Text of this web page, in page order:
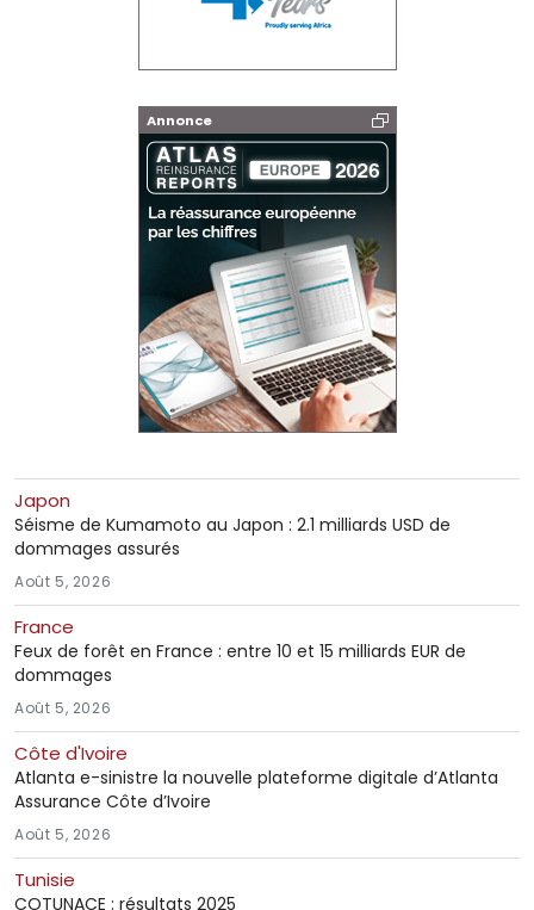
Annonce
Japon
Séisme de Kumamoto au Japon : 2.1 milliards USD de
dommages assurés
Août 5, 2026
France
Feux de forêt en France : entre 10 et 15 milliards EUR de
dommages
Août 5, 2026
Côte d'Ivoire
Atlanta e-sinistre la nouvelle plateforme digitale d’Atlanta
Assurance Côte d’Ivoire
Août 5, 2026
Tunisie
COTUNACE : résultats 2025